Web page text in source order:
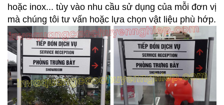
hoặc inox... tùy vào nhu cầu sử dụng của mỗi đơn vị
mà chúng tôi tư vấn hoặc lựa chọn vật liệu phù hớp.